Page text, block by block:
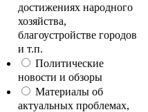
достижениях народного
хозяйства,
благоустройстве городов
и т.п.
Политические
новости и обзоры
Материалы об
актуальных проблемах,